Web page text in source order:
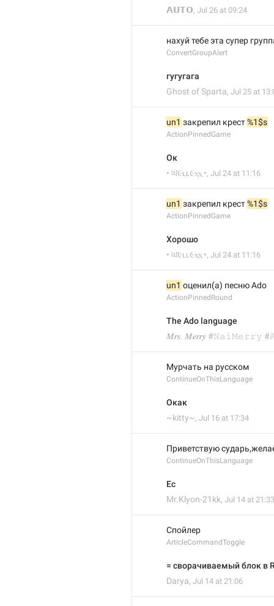
𝗔𝗨𝗧𝗢, Jul 26 at 09:24
нахуй тебе эта супер
ConvertGroupAlert
гугугага
Ghost of Sparta, Jul 25 at
un1 закрепил крест %1$s
ActionPinnedGame
Ок
• ਘ૯ʟʟ૯ⲭⲭ •, Jul 24 at 11:16
un1 закрепил крест %1$s
ActionPinnedGame
Хорошо
• ਘ૯ʟʟ૯ⲭⲭ •, Jul 24 at 11:16
un1 оценил(а) песню Ado
ActionPinnedRound
The Ado language
𝑴𝒓𝒔. 𝑴𝒆𝒓𝒓𝒚 #𝙽𝚊𝚒𝙼𝚎𝚛𝚛𝚢
Мурчать на русском
ContinueOnThisLanguage
Окак
~kitty~, Jul 16 at 17:34
Приветствую
ContinueOnThisLanguage
Ес
Mr.Klyon-21kk, Jul 14 at 21:33
Спойлер
ArticleCommandToggle
= сворачиваемый блок в
Darya, Jul 14 at 21:06